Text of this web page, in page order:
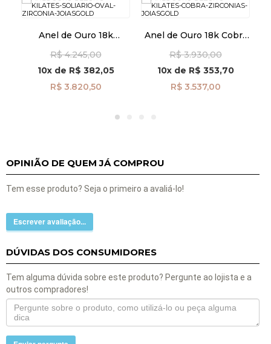
Anel de Ouro 18k
Zircônia an42005
R$ 4.245,00
10xde R$ 382,05
R$ 3.820,50
Anel de Ouro 18k Cobra
R$ 3.930,00
10xde R$ 353,70
R$ 3.537,00
OPINIÃO DE QUEM JÁ COMPROU
Tem esse produto? Seja o primeiro a avaliá-lo!
Escrever avaliação...
DÚVIDAS DOS CONSUMIDORES
Tem alguma dúvida sobre este produto? Pergunte ao lojista e a
outros compradores!